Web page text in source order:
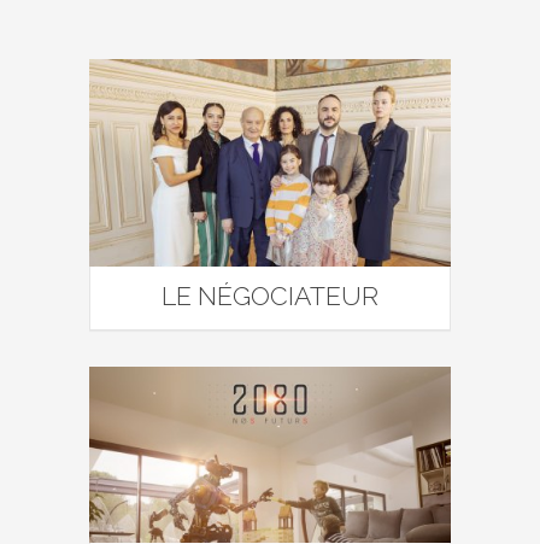
LE NÉGOCIATEUR